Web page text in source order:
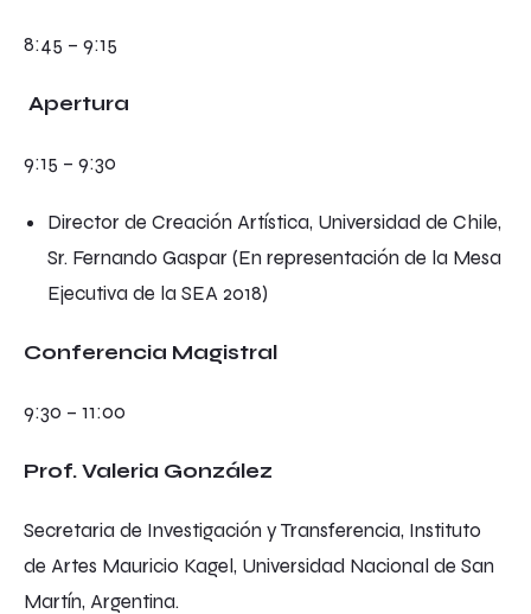
8:45 – 9:15
Apertura
9:15 – 9:30
Director de Creación Artística, Universidad de Chile,
Sr. Fernando Gaspar (En representación de la Mesa
Ejecutiva de la SEA 2018)
Conferencia Magistral
9:30 – 11:00
Prof. Valeria González
Secretaria de Investigación y Transferencia, Instituto
de Artes Mauricio Kagel, Universidad Nacional de San
Martín, Argentina.